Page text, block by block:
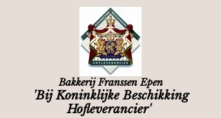
Bakkerij Franssen Epen
'Bij Koninklijke Beschikking
Hofleverancier'